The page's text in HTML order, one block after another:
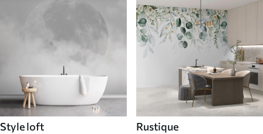
Style loft Rustique